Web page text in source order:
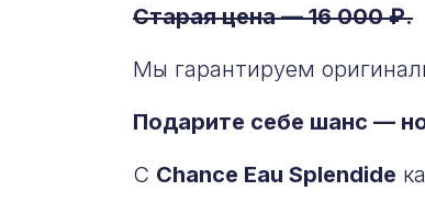
Старая цена — 16 000 ₽.
Мы гарантируем
Подарите себе шанс —
С Chance Eau Splendide